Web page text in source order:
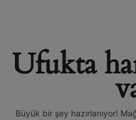
Ufukta
Büyük bir şey hazırlanıyor!